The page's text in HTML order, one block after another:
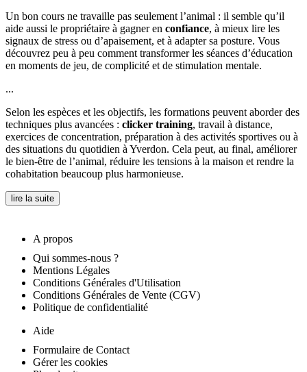
Un bon cours ne travaille pas seulement l’animal : il semble qu’il
aide aussi le propriétaire à gagner en confiance, à mieux lire les
signaux de stress ou d’apaisement, et à adapter sa posture. Vous
découvrez peu à peu comment transformer les séances d’éducation
en moments de jeu, de complicité et de stimulation mentale.
...
Selon les espèces et les objectifs, les formations peuvent aborder des
techniques plus avancées : clicker training, travail à distance,
exercices de concentration, préparation à des activités sportives ou à
des situations du quotidien à Yverdon. Cela peut, au final, améliorer
le bien-être de l’animal, réduire les tensions à la maison et rendre la
cohabitation beaucoup plus harmonieuse.
lire la suite
A propos
Qui sommes-nous ?
Mentions Légales
Conditions Générales d'Utilisation
Conditions Générales de Vente (CGV)
Politique de confidentialité
Aide
Formulaire de Contact
Gérer les cookies